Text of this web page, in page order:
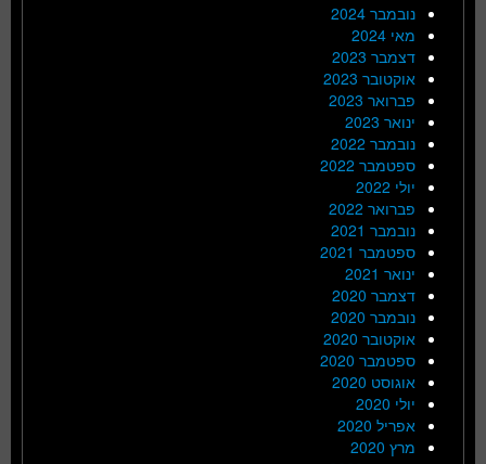
נובמבר 2024
מאי 2024
דצמבר 2023
אוקטובר 2023
פברואר 2023
ינואר 2023
נובמבר 2022
ספטמבר 2022
יולי 2022
פברואר 2022
נובמבר 2021
ספטמבר 2021
ינואר 2021
דצמבר 2020
נובמבר 2020
אוקטובר 2020
ספטמבר 2020
אוגוסט 2020
יולי 2020
אפריל 2020
מרץ 2020